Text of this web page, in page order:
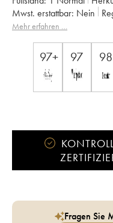
Mwst. erstattbar:
nein
Appellation:
Châteauneuf-
Mehr erfahren …
97+ 97 98
Fragen Sie